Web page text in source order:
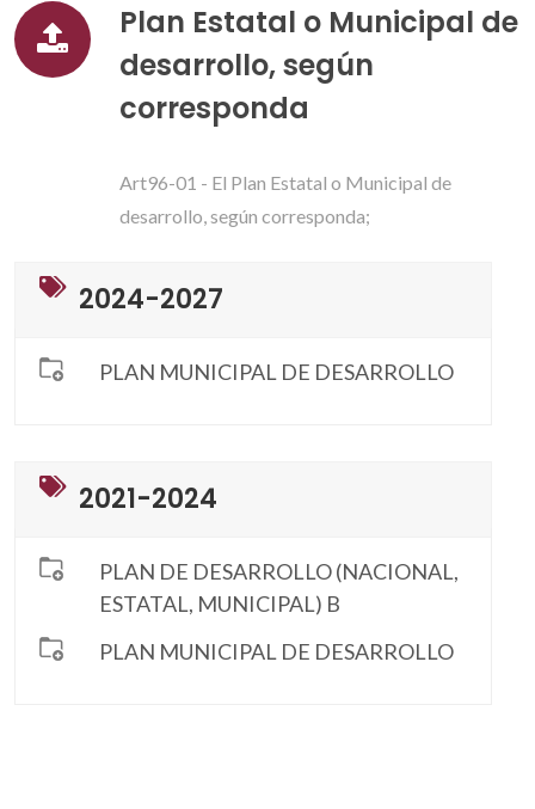
Plan Estatal o Municipal de
desarrollo, según
corresponda
Art96-01 - El Plan Estatal o Municipal de
desarrollo, según corresponda;
2024-2027
PLAN MUNICIPAL DE DESARROLLO
2021-2024
PLAN DE DESARROLLO (NACIONAL,
ESTATAL, MUNICIPAL) B
PLAN MUNICIPAL DE DESARROLLO